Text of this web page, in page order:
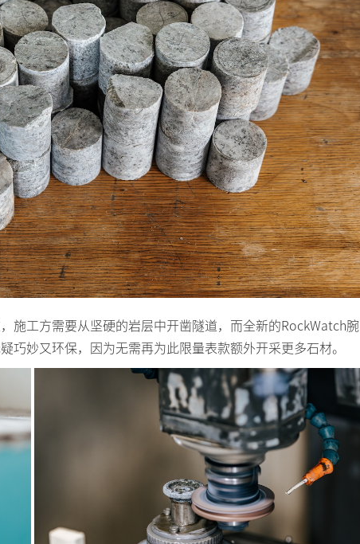
施工方需要从坚硬的岩层中开凿隧道，而全新的RockWatch腕
妙又环保，因为无需再为此限量表款额外开采更多石材。